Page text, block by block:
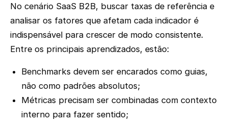
No cenário SaaS B2B, buscar taxas de referência e
analisar os fatores que afetam cada indicador é
indispensável para crescer de modo consistente.
Entre os principais aprendizados, estão:
Benchmarks devem ser encarados como guias,
não como padrões absolutos;
Métricas precisam ser combinadas com contexto
interno para fazer sentido;